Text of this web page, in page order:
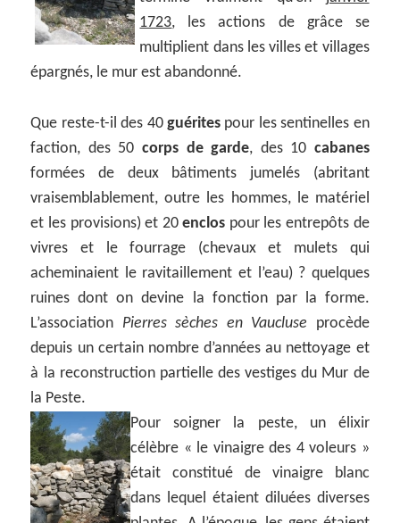
1723, les actions de grâce se
multiplient dans les villes et villages
épargnés, le mur est abandonné.
Que reste-t-il des 40 guérites pour les sentinelles en
faction, des 50 corps de garde, des 10 cabanes
formées de deux bâtiments jumelés (abritant
vraisemblablement, outre les hommes, le matériel
et les provisions) et 20enclos pour les entrepôts de
vivres et le fourrage (chevaux et mulets qui
acheminaient le ravitaillement et l’eau) ? quelques
ruines dont on devine la fonction par la forme.
L’association Pierres sèches en Vaucluse procède
depuis un certain nombre d’années au nettoyage et
à la reconstruction partielle des vestiges du Mur de
la Peste.
Pour soigner la peste, un élixir
célèbre « le vinaigre des 4 voleurs »
était constitué de vinaigre blanc
dans lequel étaient diluées diverses